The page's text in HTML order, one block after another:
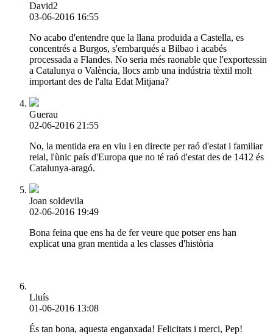
David2
03-06-2016 16:55
No acabo d'entendre que la llana produïda a Castella, es
concentrés a Burgos, s'embarqués a Bilbao i acabés
processada a Flandes. No seria més raonable que l'exportessin
a Catalunya o València, llocs amb una indústria tèxtil molt
important des de l'alta Edat Mitjana?
Guerau
02-06-2016 21:55
No, la mentida era en viu i en directe per raó d'estat i familiar
reial, l'ùnic país d'Europa que no té raó d'estat des de 1412 és
Catalunya-aragó.
Joan soldevila
02-06-2016 19:49
Bona feina que ens ha de fer veure que potser ens han
explicat una gran mentida a les classes d'història
Lluís
01-06-2016 13:08
És tan bona, aquesta enganxada! Felicitats i merci, Pep!